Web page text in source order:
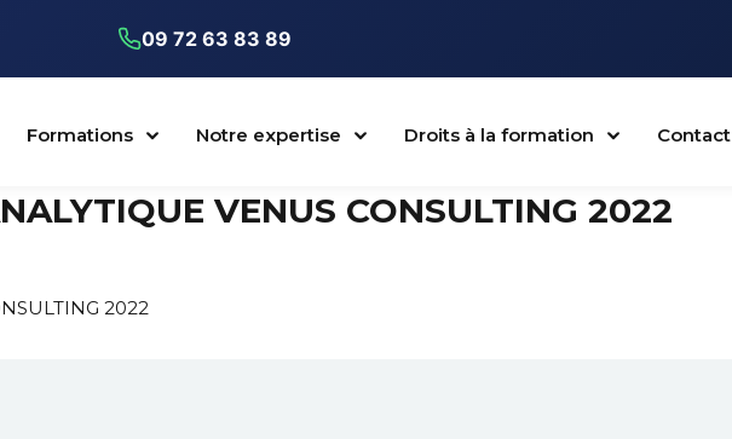
09 72 63 83 89
Formations Notre expertise Droits à la formation Contact
VENUS CONSULTING 2022
2022